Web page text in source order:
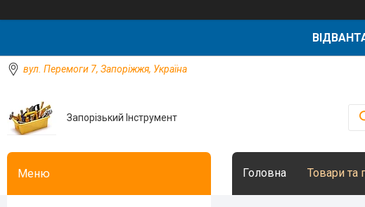
вул. Перемоги 7, Запоріжжя, Україна
Запорізький Інструмент
Головна Товари та